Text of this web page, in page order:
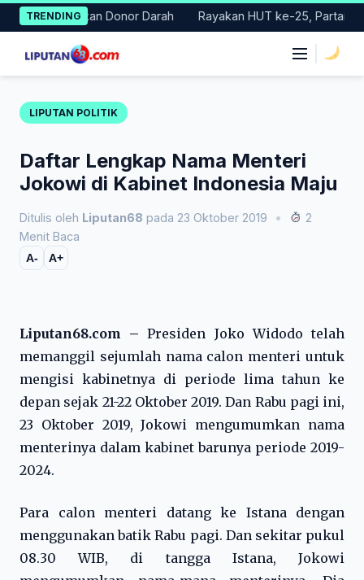
Skip
to
content
TRENDING
Gerakan Donor Darah Rayakan HUT ke-25, Partai
LIPUTAN POLITIK
Daftar Lengkap Nama Menteri
Jokowi di Kabinet Indonesia Maju
Ditulis oleh Liputan68 pada 23 Oktober 2019 •
2
Menit Baca
A- A+
Liputan68.com –Presiden Joko Widodo telah
memanggil sejumlah nama calon menteri untuk
mengisi kabinetnya di periode lima tahun ke
depan sejak 21-22 Oktober 2019. Dan Rabu pagi ini,
23 Oktober 2019, Jokowi mengumumkan nama
menterinya dalam kabinet barunya periode 2019-
2024.
Para calon menteri datang ke Istana dengan
menggunakan batik Rabu pagi. Dan sekitar pukul
08.30 WIB, di tangga Istana, Jokowi